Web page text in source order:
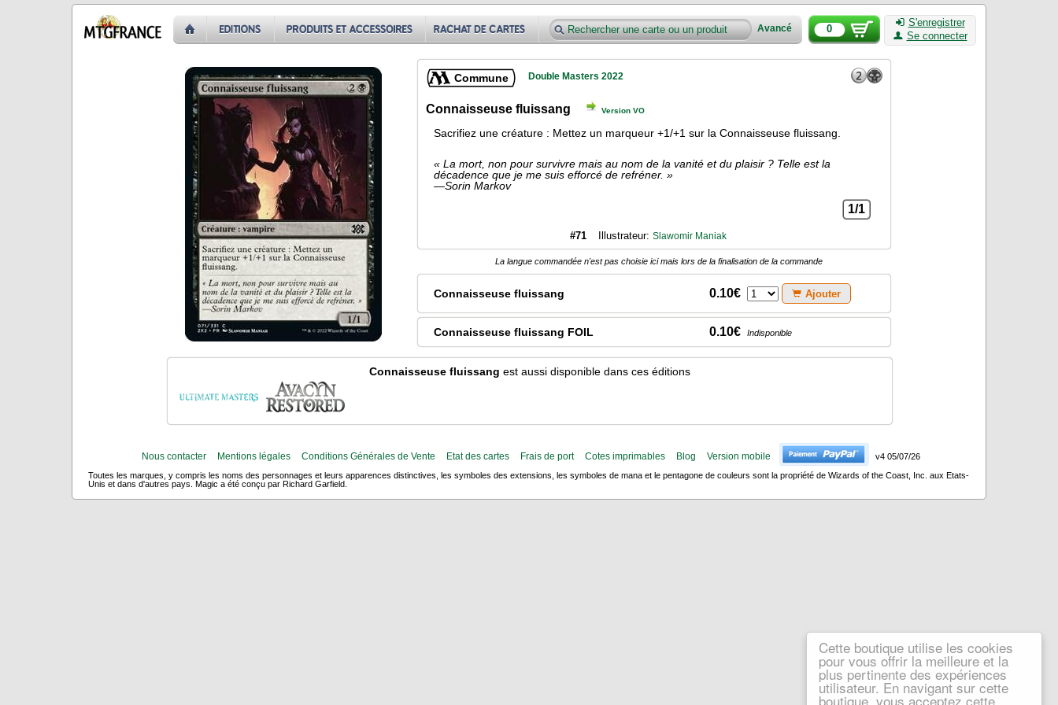
Cette boutique utilise les cookies
pour vous offrir la meilleure et la
plus pertinente des expériences
utilisateur. En navigant sur cette
boutique, vous acceptez cette
Avancé 0
S'enregistrer
Se connecter
Commune Double Masters 2022
Connaisseuse fluissang Version VO
Sacrifiez une créature : Mettez un marqueur +1/+1 sur la Connaisseuse fluissang.
« La mort, non pour survivre mais au nom de la vanité et du plaisir ? Telle est la
décadence que je me suis efforcé de refréner. »
—Sorin Markov
1/1
#71 Illustrateur: Slawomir Maniak
La langue commandée n'est pas choisie ici mais lors de la finalisation de la commande
Connaisseuse fluissang 0.10€ Ajouter
Connaisseuse fluissang FOIL 0.10€ Indisponible
Connaisseuse fluissang est aussi disponible dans ces éditions
Nous contacter Mentions légales Conditions Générales de Vente Etat des cartes Frais de port Cotes imprimables Blog Version mobile
v4 05/07/26
Toutes les marques, y compris les noms des personnages et leurs apparences distinctives, les symboles des extensions, les symboles de mana et le pentagone de couleurs sont la propriété de Wizards of the Coast, Inc. aux Etats-
Unis et dans d'autres pays. Magic a été conçu par Richard Garfield.